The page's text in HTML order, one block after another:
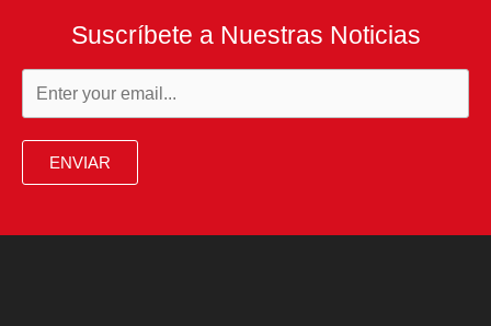
Suscríbete a Nuestras Noticias
ENVIAR